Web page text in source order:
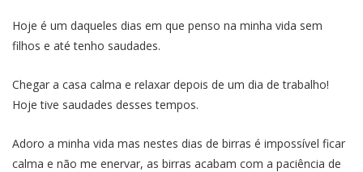
Hoje é um daqueles dias em que penso na minha vida sem
filhos e até tenho saudades.
Chegar a casa calma e relaxar depois de um dia de trabalho!
Hoje tive saudades desses tempos.
Adoro a minha vida mas nestes dias de birras é impossível ficar
calma e não me enervar, as birras acabam com a paciência de